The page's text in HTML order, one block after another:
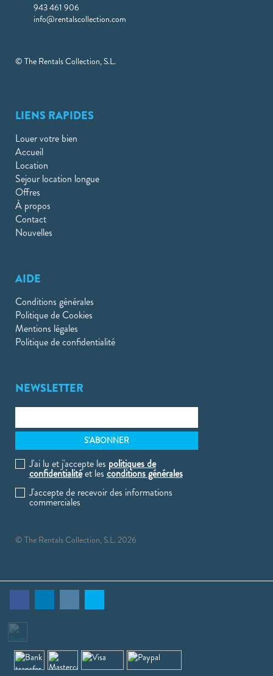
943 461 906
info@rentalscollection.com
© The Rentals Collection, S.L.
LIENS RAPIDES
Louer votre bien
Accueil
Location
Sejour location longue
Offres
À propos
Contact
Nouvelles
AIDE
Conditions générales
Politique de Cookies
Mentions légales
Politique de confidentialité
NEWSLETTER
J'ai lu et j'accepte les politiques de
confidentialitéet les conditions générales
J'accepte de recevoir des informations
commerciales
© The Rentals Collection, S.L. 2026